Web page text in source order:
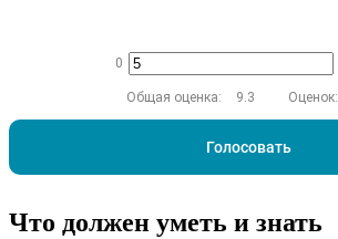
0
Общая оценка: 9.3 Оценок:
Голосовать
Что должен уметь и знать